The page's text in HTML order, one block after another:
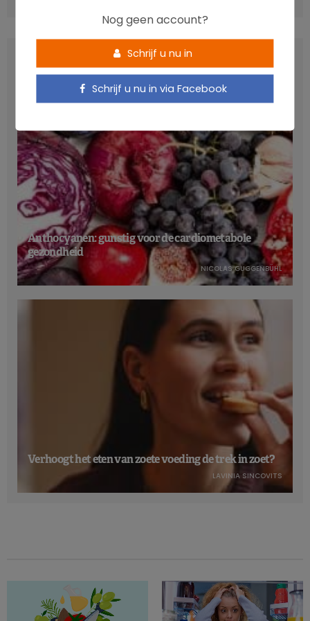
Anthocyanen: gunstig voor de cardiometabole
gezondheid
NICOLAS GUGGENBÜHL
Verhoogt het eten van zoete voeding de trek in zoet?
LAVINIA SINCOVITS
Nog geen account?
Schrijf u nu in
Schrijf u nu in via Facebook